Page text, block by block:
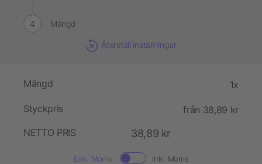
Mängd
Återställ inställningar
Mängd 1x
Styckpris
från 38,89 kr
NETTO PRIS
38,89 kr
Exkl. Moms. Inkl. Moms